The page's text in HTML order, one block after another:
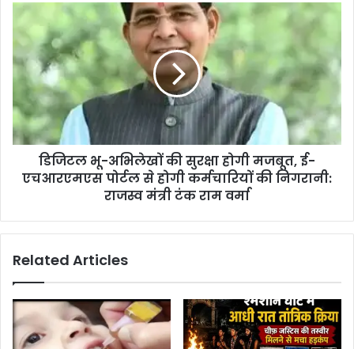
राशियों
लिए
सफलता,
और
उन्नति
के
डिजिटल
भू-
अभिलेखों
की
सुरक्षा
मजबूत,
ई-
एचआरएमएस
की
राजस्व
वर्मा
डिजिटल भू-अभिलेखों की सुरक्षा होगी मजबूत, ई-
एचआरएमएस पोर्टल से होगी कर्मचारियों की निगरानी:
राजस्व मंत्री टंक राम वर्मा
Related Articles